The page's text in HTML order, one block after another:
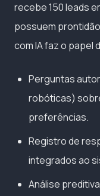
recebe 150 leads
possuem
com IA faz o papel
Perguntas
robóticas)
preferências.
Registro de
integrados ao
Análise